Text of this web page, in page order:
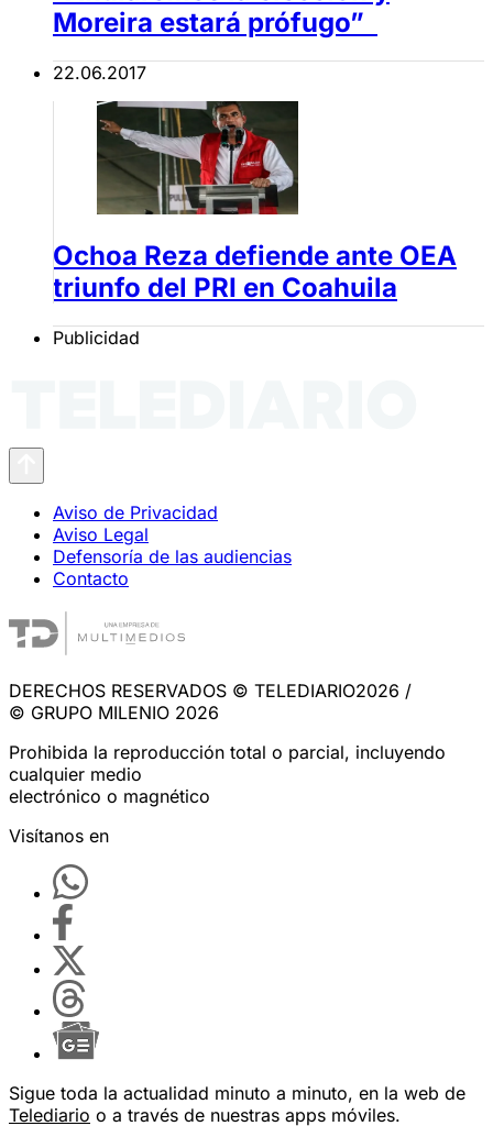
Moreira estará prófugo”
22.06.2017
Ochoa Reza defiende ante OEA
triunfo del PRI en Coahuila
Publicidad
Aviso de Privacidad
Aviso Legal
Defensoría de las audiencias
Contacto
DERECHOS RESERVADOS © TELEDIARIO2026 /
© GRUPO MILENIO 2026
Prohibida la reproducción total o parcial, incluyendo
cualquier medio
electrónico o magnético
Visítanos en
Sigue toda la actualidad minuto a minuto, en la web de
Telediario o a través de nuestras apps móviles.